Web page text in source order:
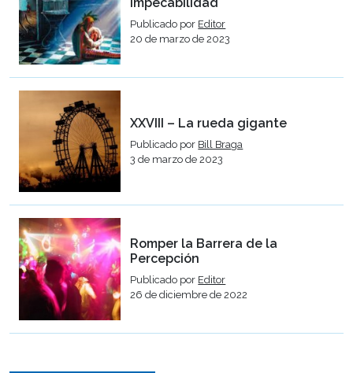
impecabilidad
Publicado por Editor
20 de marzo de 2023
XXVIII – La rueda gigante
Publicado por Bill Braga
3 de marzo de 2023
Romper la Barrera de la
Percepción
Publicado por Editor
26 de diciembre de 2022